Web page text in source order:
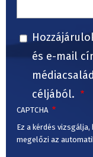
és e-mail
céljából.
CAPTCHA
Ez a kérdés
megelőzi az